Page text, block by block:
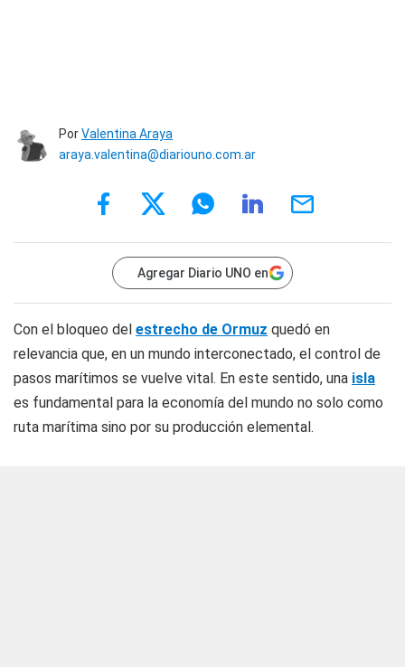
PorValentina Araya
araya.valentina@diariouno.com.ar
Agregar Diario UNO en
Con el bloqueo del estrecho de Ormuz quedó en
relevancia que, en un mundo interconectado, el control de
pasos marítimos se vuelve vital. En este sentido, una isla
es fundamental para la economía del mundo no solo como
ruta marítima sino por su producción elemental.